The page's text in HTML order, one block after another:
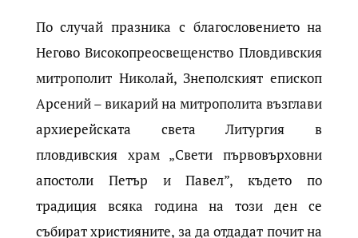
По случай празника с благословението на
Негово Високопреосвещенство Пловдивския
митрополит Николай, Знеполският епископ
Арсений – викарий на митрополита възглави
архиерейската света Литургия в
пловдивския храм „Свети първовърховни
апостоли Петър и Павел”, където по
традиция всяка година на този ден се
събират християните, за да отдадат почит на